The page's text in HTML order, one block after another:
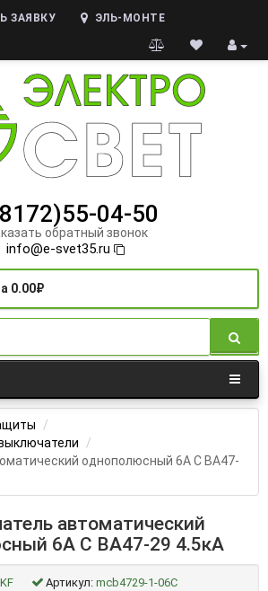
ЗАЯВКУ ЭЛЬ-МОНТЕ
04-50
обратный звонок
info@e-svet35.ru
0.00₽
однополюсный 6А С ВА47-
автоматический
6А С ВА47-29 4.5кА
Артикул: mcb4729-1-06C